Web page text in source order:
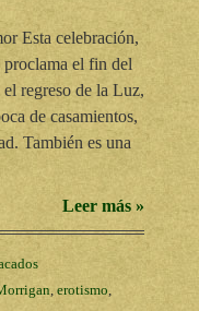
Esta celebración,
proclama el fin del
regreso de la Luz,
de casamientos,
También es una
Leer más »
, erotismo,